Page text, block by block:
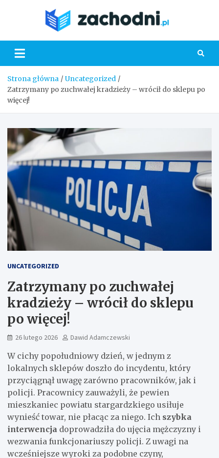
Strona główna
Uncategorized
Zatrzymany po zuchwałej kradzieży – wrócił do sklepu po
więcej!
UNCATEGORIZED
Zatrzymany po zuchwałej
kradzieży – wrócił do sklepu
po więcej!
26 lutego 2026 Dawid Adamczewski
W cichy popołudniowy dzień, w jednym z
lokalnych sklepów doszło do incydentu, który
przyciągnął uwagę zarówno pracowników, jak i
policji. Pracownicy zauważyli, że pewien
mieszkaniec powiatu stargardzkiego usiłuje
wynieść towar, nie płacąc za niego. Ich szybka
interwencja doprowadziła do ujęcia mężczyzny i
wezwania funkcjonariuszy policji. Z uwagi na
wcześniejsze wyroki za podobne czyny,